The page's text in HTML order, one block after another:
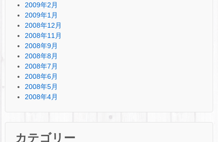
2009年2月
2009年1月
2008年12月
2008年11月
2008年9月
2008年8月
2008年7月
2008年6月
2008年5月
2008年4月
カテゴリー